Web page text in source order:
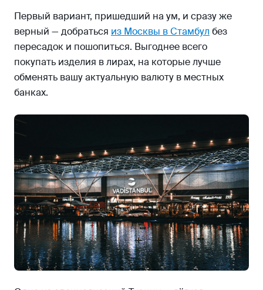
Первый вариант, пришедший на ум, и сразу же
верный — добраться из Москвы в Стамбул без
пересадок и пошопиться. Выгоднее всего
покупать изделия в лирах, на которые лучше
обменять вашу актуальную валюту в местных
банках.